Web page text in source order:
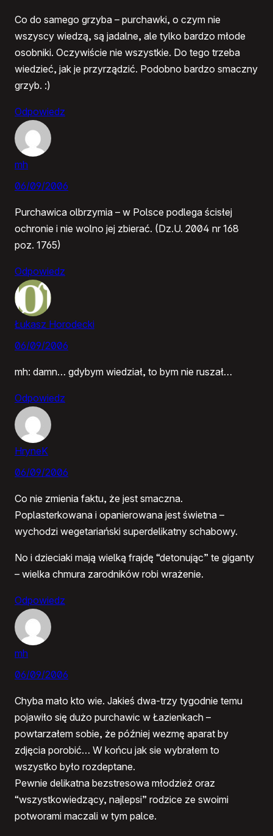
Co do samego grzyba – purchawki, o czym nie
wszyscy wiedzą, są jadalne, ale tylko bardzo młode
osobniki. Oczywiście nie wszystkie. Do tego trzeba
wiedzieć, jak je przyrządzić. Podobno bardzo smaczny
grzyb. :)
Odpowiedz
mh
06/09/2006
Purchawica olbrzymia – w Polsce podlega ścisłej
ochronie i nie wolno jej zbierać. (Dz.U. 2004 nr 168
poz. 1765)
Odpowiedz
Łukasz Horodecki
06/09/2006
mh: damn… gdybym wiedział, to bym nie ruszał…
Odpowiedz
HryneK
06/09/2006
Co nie zmienia faktu, że jest smaczna.
Poplasterkowana i opanierowana jest świetna –
wychodzi wegetariański superdelikatny schabowy.
No i dzieciaki mają wielką frajdę “detonując” te giganty
– wielka chmura zarodników robi wrażenie.
Odpowiedz
mh
06/09/2006
Chyba mało kto wie. Jakieś dwa-trzy tygodnie temu
pojawiło się dużo purchawic w Łazienkach –
powtarzałem sobie, że później wezmę aparat by
zdjęcia porobić… W końcu jak sie wybrałem to
wszystko było rozdeptane.
Pewnie delikatna bezstresowa młodzież oraz
“wszystkowiedzący, najlepsi” rodzice ze swoimi
potworami maczali w tym palce.